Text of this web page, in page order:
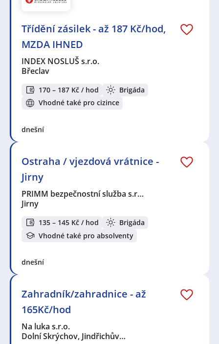
Třídění zásilek - až 187 Kč/hod,
MZDA IHNED
INDEX NOSLUŠ s.r.o.
Břeclav
170 – 187 Kč / hod
Brigáda
Vhodné také pro cizince
dnešní
Ostraha / vjezdová vrátnice -
Jirny
PRIMM bezpečnostní služba s.r…
Jirny
135 – 145 Kč / hod
Brigáda
Vhodné také pro absolventy
dnešní
Zahradník/zahradnice - až
165Kč/hod
Na luka s.r.o.
Dolní Skrýchov, Jindřichův…